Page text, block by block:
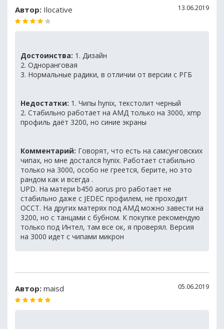
Автор: Ilocative 13.06.2019
Достоинства: 1. Дизайн
2. Одноранговая
3. Нормальные радики, в отличии от версии с РГБ
Недостатки: 1. Чипы hynix, текстолит черный
2. Стабильно работает на АМД только на 3000, xmp
профиль даёт 3200, но синие экраны
Комментарий: Говорят, что есть на самсунговских
чипах, но мне достался hynix. Работает стабильно
только на 3000, особо не греется, берите, но это
рандом как и всегда .
UPD. На матери b450 aorus pro работает не
стабильно даже с JEDEC профилем, не проходит
OCCT. На других матерях под АМД можно завести на
3200, но с танцами с бубном. К покупке рекомендую
только под Интел, там все ок, я проверял. Версия
на 3000 идет с чипами микрон
Автор: maisd 05.06.2019